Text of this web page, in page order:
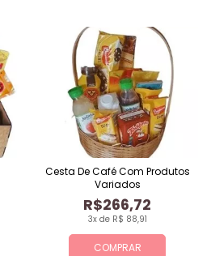
COMPRAR
3x de R$ 88,91
R$266,72
Cesta De Café Com Produtos
Variados